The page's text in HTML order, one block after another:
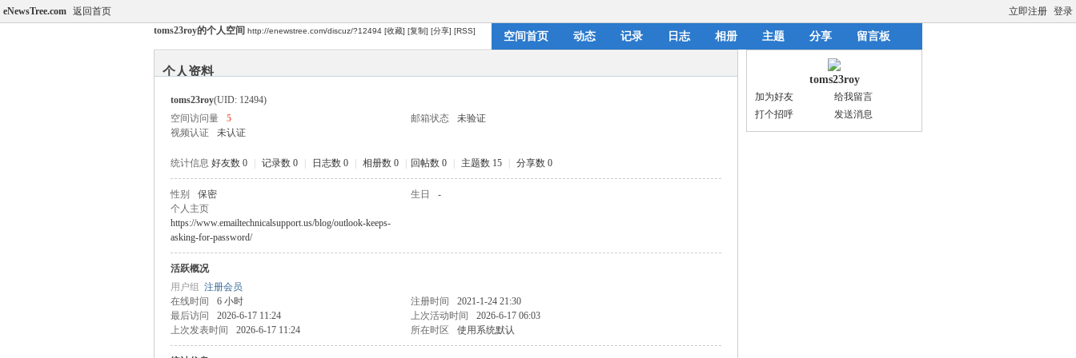
立即注册 登录
eNewsTree.com 返回首页
toms23roy的个人空间 http://enewstree.com/discuz/?12494 [收藏] [复制] [分享] [RSS] 空间首页 动态 记录 日志 相册 主题 分享 留言板
个人资料
toms23roy(UID: 12494)
空间访问量
5 邮箱状态
未验证
视频认证
未认证
统计信息 好友数 0 记录数 0 日志数 0 相册数 0 回帖数 0 主题数 15 分享数 0
性别 保密 生日
-
个人主页
https://www.emailtechnicalsupport.us/blog/outlook-keeps-
asking-for-password/
活跃概况
用户组 注册会员
在线时间
6 小时 注册时间
2021-1-24 21:30
最后访问
2026-6-17 11:24 上次活动时间
2026-6-17 06:03
上次发表时间
2026-6-17 11:24 所在时区 使用系统默认
toms23roy
加为好友
给我留言
打个招呼
发送消息